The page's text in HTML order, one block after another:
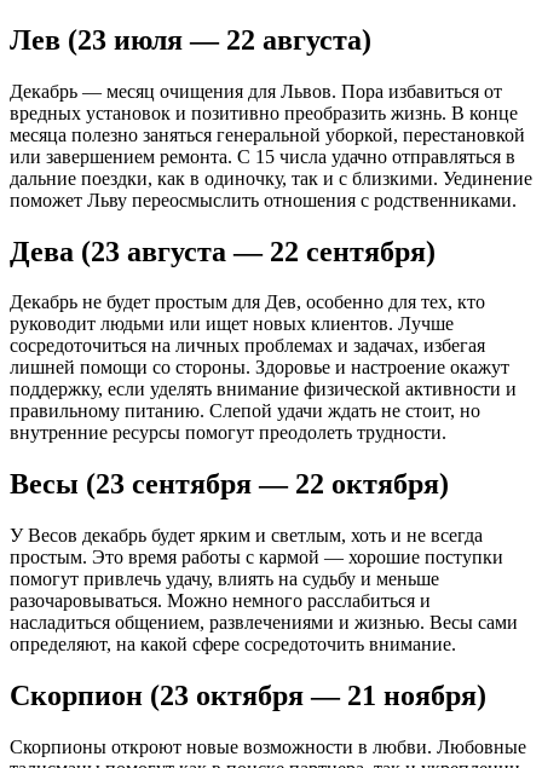
Лев (23 июля — 22 августа)
Декабрь — месяц очищения для Львов. Пора избавиться от
вредных установок и позитивно преобразить жизнь. В конце
месяца полезно заняться генеральной уборкой, перестановкой
или завершением ремонта. С 15 числа удачно отправляться в
дальние поездки, как в одиночку, так и с близкими. Уединение
поможет Льву переосмыслить отношения с родственниками.
Дева (23 августа — 22 сентября)
Декабрь не будет простым для Дев, особенно для тех, кто
руководит людьми или ищет новых клиентов. Лучше
сосредоточиться на личных проблемах и задачах, избегая
лишней помощи со стороны. Здоровье и настроение окажут
поддержку, если уделять внимание физической активности и
правильному питанию. Слепой удачи ждать не стоит, но
внутренние ресурсы помогут преодолеть трудности.
Весы (23 сентября — 22 октября)
У Весов декабрь будет ярким и светлым, хоть и не всегда
простым. Это время работы с кармой — хорошие поступки
помогут привлечь удачу, влиять на судьбу и меньше
разочаровываться. Можно немного расслабиться и
насладиться общением, развлечениями и жизнью. Весы сами
определяют, на какой сфере сосредоточить внимание.
Скорпион (23 октября — 21 ноября)
Скорпионы откроют новые возможности в любви. Любовные